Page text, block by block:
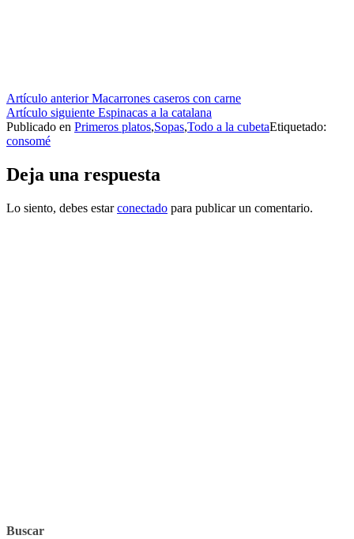
Seguir
leyendo
Artículo anteriorMacarrones caseros con carne
Artículo siguiente Espinacas a la catalana
Publicado en Primeros platos,Sopas,Todo a la cubetaEtiquetado:
consomé
Deja una respuesta
Lo siento, debes estarconectado para publicar un comentario.
Buscar